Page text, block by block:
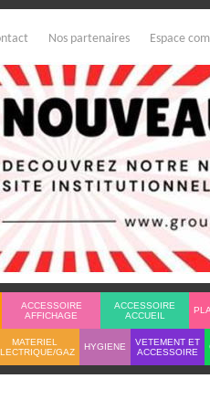
Nos partenaires Espace
ACCESSOIRE
AFFICHAGE
ACCESSOIRE
ACCUEIL
MATERIEL
GAZ
HYGIENE
VETEMENT ET
ACCESSOIRE